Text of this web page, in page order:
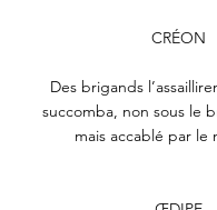
CRÉON
Des brigands
succomba, non sous le
mais accablé par le